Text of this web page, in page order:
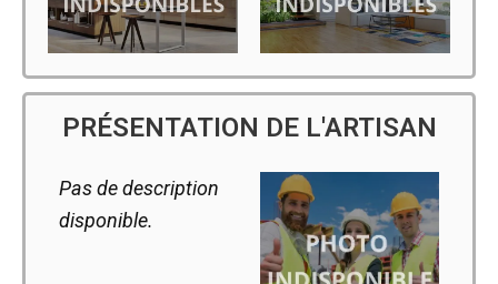
PRÉSENTATION DE L'ARTISAN
Pas de description
disponible.